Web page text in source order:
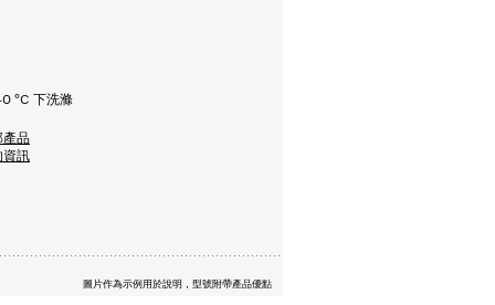
°C 下洗滌
產品
資訊
圖片作為示例用於說明，型號附帶產品優點